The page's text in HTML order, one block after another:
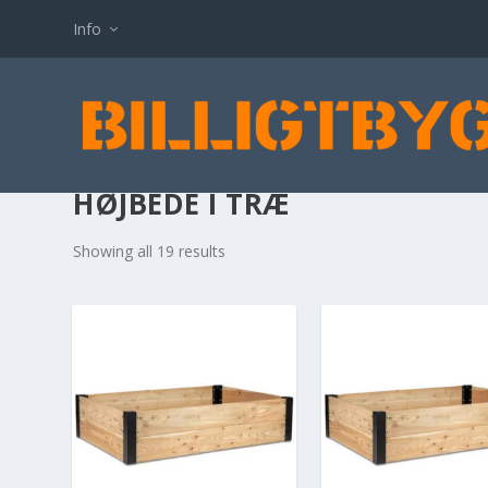
Info
HØJBEDE I TRÆ
Showing all 19 results